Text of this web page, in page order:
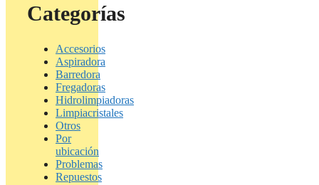
Categorías
Accesorios
Aspiradora
Barredora
Fregadoras
Hidrolimpiadoras
Limpiacristales
Otros
Por
ubicación
Problemas
Repuestos